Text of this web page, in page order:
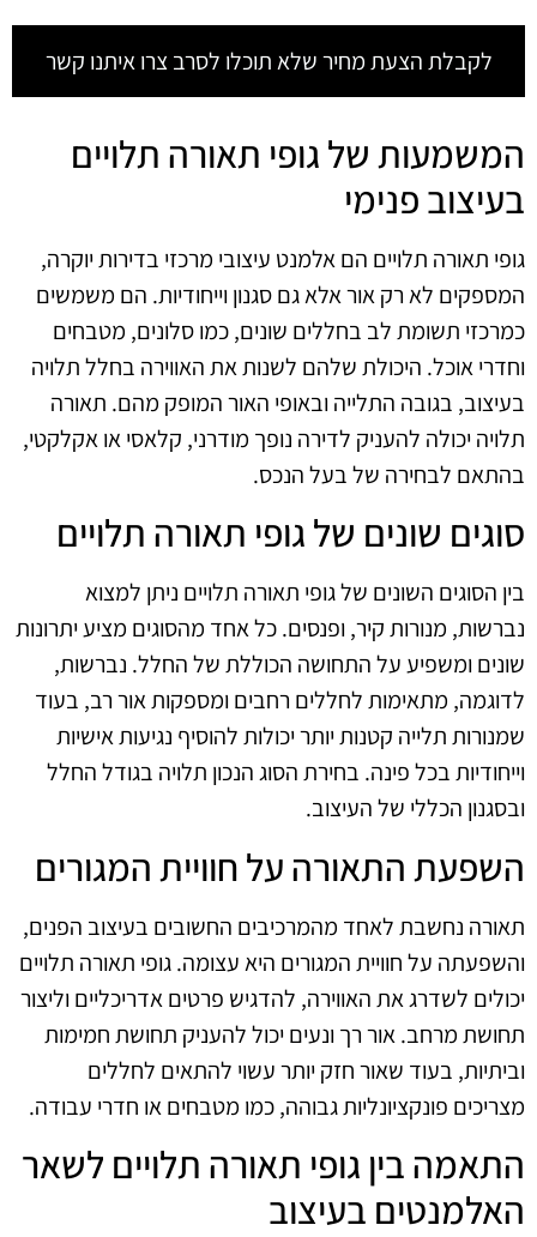
לקבלת הצעת מחיר שלא תוכלו לסרב צרו איתנו קשר
המשמעות של גופי תאורה תלויים
בעיצוב פנימי
גופי תאורה תלויים הם אלמנט עיצובי מרכזי בדירות יוקרה,
המספקים לא רק אור אלא גם סגנון וייחודיות. הם משמשים
כמרכזי תשומת לב בחללים שונים, כמו סלונים, מטבחים
וחדרי אוכל. היכולת שלהם לשנות את האווירה בחלל תלויה
בעיצוב, בגובה התלייה ובאופי האור המופק מהם. תאורה
תלויה יכולה להעניק לדירה נופך מודרני, קלאסי או אקלקטי,
בהתאם לבחירה של בעל הנכס.
סוגים שונים של גופי תאורה תלויים
בין הסוגים השונים של גופי תאורה תלויים ניתן למצוא
נברשות, מנורות קיר, ופנסים. כל אחד מהסוגים מציע יתרונות
שונים ומשפיע על התחושה הכוללת של החלל. נברשות,
לדוגמה, מתאימות לחללים רחבים ומספקות אור רב, בעוד
שמנורות תלייה קטנות יותר יכולות להוסיף נגיעות אישיות
וייחודיות בכל פינה. בחירת הסוג הנכון תלויה בגודל החלל
ובסגנון הכללי של העיצוב.
השפעת התאורה על חוויית המגורים
תאורה נחשבת לאחד מהמרכיבים החשובים בעיצוב הפנים,
והשפעתה על חוויית המגורים היא עצומה. גופי תאורה תלויים
יכולים לשדרג את האווירה, להדגיש פרטים אדריכליים וליצור
תחושת מרחב. אור רך ונעים יכול להעניק תחושת חמימות
וביתיות, בעוד שאור חזק יותר עשוי להתאים לחללים
מצריכים פונקציונליות גבוהה, כמו מטבחים או חדרי עבודה.
התאמה בין גופי תאורה תלויים לשאר
האלמנטים בעיצוב